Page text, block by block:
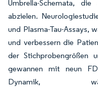
Umbrella-Schemata,
abzielen.
und Plasma-Tau-Assays,
und verbessern die
der Stichprobengrößen
gewannen mit neun
Dynamik,